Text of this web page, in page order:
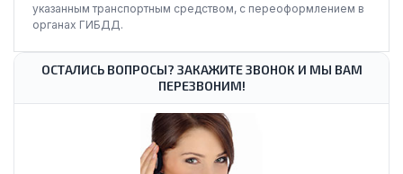
указанным транспортным средством, с переоформлением в
органах ГИБДД.
ОСТАЛИСЬ ВОПРОСЫ? ЗАКАЖИТЕ ЗВОНОК И МЫ ВАМ
ПЕРЕЗВОНИМ!